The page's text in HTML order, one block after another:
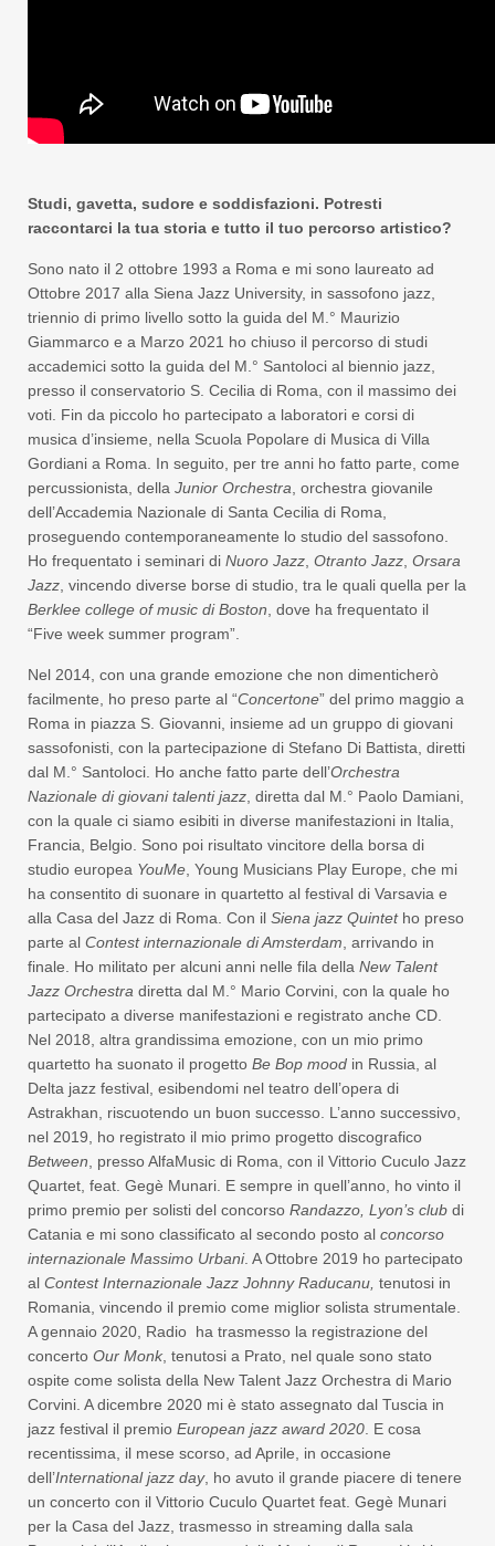
Studi, gavetta, sudore e soddisfazioni. Potresti
raccontarci la tua storia e tutto il tuo percorso artistico?
Sono nato il 2 ottobre 1993 a Roma e mi sono laureato ad
Ottobre 2017 alla Siena Jazz University, in sassofono jazz,
triennio di primo livello sotto la guida del M.° Maurizio
Giammarco e a Marzo 2021 ho chiuso il percorso di studi
accademici sotto la guida del M.° Santoloci al biennio jazz,
presso il conservatorio S. Cecilia di Roma, con il massimo dei
voti. Fin da piccolo ho partecipato a laboratori e corsi di
musica d’insieme, nella Scuola Popolare di Musica di Villa
Gordiani a Roma. In seguito, per tre anni ho fatto parte, come
percussionista, della Junior Orchestra , orchestra giovanile
dell’Accademia Nazionale di Santa Cecilia di Roma,
proseguendo contemporaneamente lo studio del sassofono.
Ho frequentato i seminari di Nuoro Jazz Otranto Jazz Orsara
Jazz , vincendo diverse borse di studio, tra le quali quella per la
Berklee college of music di Boston , dove ha frequentato il
“Five week summer program”.
Nel 2014, con una grande emozione che non dimenticherò
facilmente, ho preso parte al “Concertone” del primo maggio a
Roma in piazza S. Giovanni, insieme ad un gruppo di giovani
sassofonisti, con la partecipazione di Stefano Di Battista, diretti
dal M.° Santoloci. Ho anche fatto parte dell’Orchestra
Nazionale di giovani talenti jazz , diretta dal M.° Paolo Damiani,
con la quale ci siamo esibiti in diverse manifestazioni in Italia,
Francia, Belgio. Sono poi risultato vincitore della borsa di
studio europea YouMe , Young Musicians Play Europe, che mi
ha consentito di suonare in quartetto al festival di Varsavia e
alla Casa del Jazz di Roma. Con il Siena jazz Quintetho preso
parte al Contest internazionale di Amsterdam , arrivando in
finale. Ho militato per alcuni anni nelle fila della New Talent
Jazz Orchestra diretta dal M.° Mario Corvini, con la quale ho
partecipato a diverse manifestazioni e registrato anche CD.
Nel 2018, altra grandissima emozione, con un mio primo
quartetto ha suonato il progetto Be Bop mood in Russia, al
Delta jazz festival, esibendomi nel teatro dell’opera di
Astrakhan, riscuotendo un buon successo. L’anno successivo,
nel 2019, ho registrato il mio primo progetto discografico
Between , presso AlfaMusic di Roma, con il Vittorio Cuculo Jazz
Quartet, feat. Gegè Munari. E sempre in quell’anno, ho vinto il
primo premio per solisti del concorso Randazzo, Lyon’s club di
Catania e mi sono classificato al secondo posto al concorso
internazionale Massimo Urbani. A Ottobre 2019 ho partecipato
al Contest Internazionale Jazz Johnny Raducanu, tenutosi in
Romania, vincendo il premio come miglior solista strumentale.
A gennaio 2020, Radio ha trasmesso la registrazione del
concerto Our Monk, tenutosi a Prato, nel quale sono stato
ospite come solista della New Talent Jazz Orchestra di Mario
Corvini. A dicembre 2020 mi è stato assegnato dal Tuscia in
jazz festival il premio European jazz award 2020 . E cosa
recentissima, il mese scorso, ad Aprile, in occasione
dell’International jazz day, ho avuto il grande piacere di tenere
un concerto con il Vittorio Cuculo Quartet feat. Gegè Munari
per la Casa del Jazz, trasmesso in streaming dalla sala